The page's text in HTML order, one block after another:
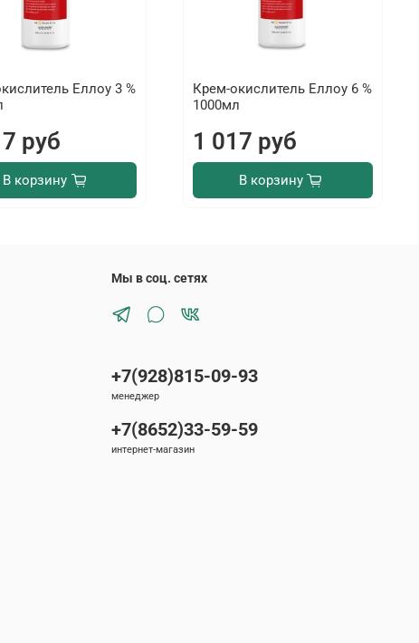
Еллоу 3 %
руб
В корзину
Крем-окислитель Еллоу 6 %
1000мл
1 017 руб
В корзину
Мы в соц. сетях
+7(928)815-09-93
менеджер
+7(8652)33-59-59
интернет-магазин